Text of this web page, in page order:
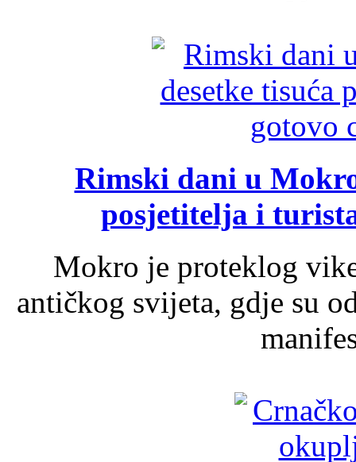
Rimski dani u
posjetitelja i
Mokro je proteklog
antičkog svijeta, gdje su